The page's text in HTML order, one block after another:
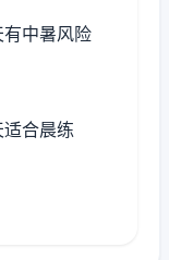
中暑风险
合晨练